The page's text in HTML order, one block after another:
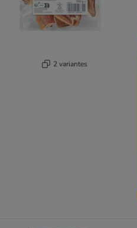
2 variantes